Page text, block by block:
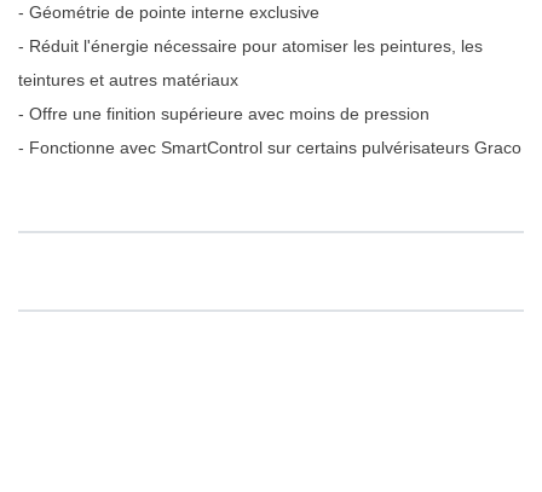
- Géométrie de pointe interne exclusive
- Réduit l'énergie nécessaire pour atomiser les peintures, les
teintures et autres matériaux
- Offre une finition supérieure avec moins de pression
- Fonctionne avec SmartControl sur certains pulvérisateurs Graco